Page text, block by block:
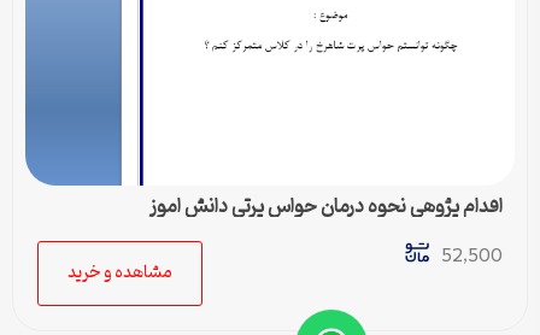
اقدام پژوهی نحوه درمان حواس پرتی دانش اموز
52,500
مشاهده و خرید